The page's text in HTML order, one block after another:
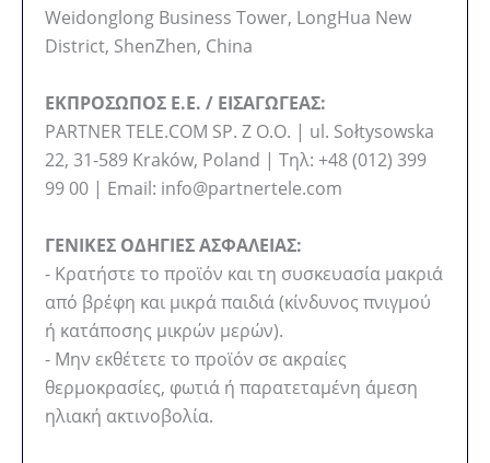
Weidonglong Business Tower, LongHua New
District, ShenZhen, China
ΕΚΠΡΟΣΩΠΟΣ Ε.Ε. / ΕΙΣΑΓΩΓΕΑΣ:
PARTNER TELE.COM SP. Z O.O. | ul. Sołtysowska
22, 31-589 Kraków, Poland | Τηλ: +48 (012) 399
99 00 | Email: info@partnertele.com
ΓΕΝΙΚΕΣ ΟΔΗΓΙΕΣ ΑΣΦΑΛΕΙΑΣ:
- Κρατήστε το προϊόν και τη συσκευασία μακριά
από βρέφη και μικρά παιδιά (κίνδυνος πνιγμού
ή κατάποσης μικρών μερών).
- Μην εκθέτετε το προϊόν σε ακραίες
θερμοκρασίες, φωτιά ή παρατεταμένη άμεση
ηλιακή ακτινοβολία.